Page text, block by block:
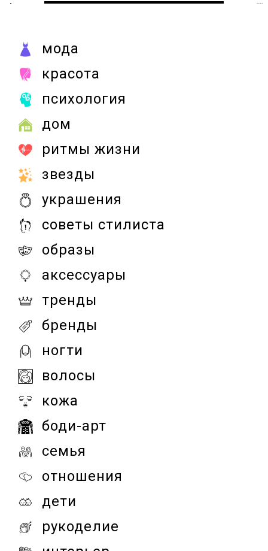
мода
красота
психология
дом
ритмы жизни
звезды
украшения
советы стилиста
образы
аксессуары
тренды
бренды
ногти
волосы
кожа
боди-арт
семья
отношения
дети
рукоделие